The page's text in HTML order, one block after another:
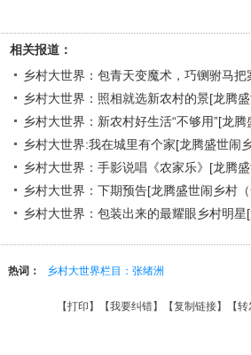
相关报道：
乡村大世界：包青天变魔术，巧铡驸马
乡村大世界：照相就选新农村的景[龙腾
乡村大世界：新农村好生活“不够用”[龙
乡村大世界:我在城里有个家[龙腾盛世闹
乡村大世界：手影说唱《农家乐》[龙腾
乡村大世界：下期预告[龙腾盛世闹乡村
乡村大世界：包装出来的最耀眼乡村明
热词： 乡村大世界栏目：张绪洲
【打印 】【我要纠错】【复制链接】【转